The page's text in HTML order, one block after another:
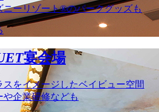
ニーリゾート®のパークグッズも
宴会場
スをイメージしたベイビュー空間
や企業研修なども